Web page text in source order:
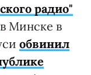
радио"
в Минске в
обвинил